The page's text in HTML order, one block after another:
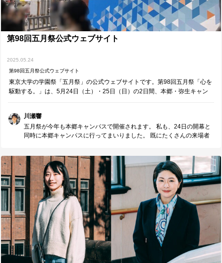
第98回五月祭公式ウェブサイト
2025.05.24
第98回五月祭公式ウェブサイト
東京大学の学園祭「五月祭」の公式ウェブサイトです。第98回五月祭「心を
駆動する。」は、5月24日（土）・25日（日）の2日間、本郷・弥生キャン
川瀬響
五月祭が今年も本郷キャンパスで開催されます。 私も、24日の開幕と
同時に本郷キャンパスに行ってまいりました。 既にたくさんの来場者
です。 学術展示や講演会はもちろん、1・2年生の屋台や、部活・サー
クルなどによるパフォーマンスも見どころです。 ただキャンパスの中
を歩くだけでも、いろいろと発見があると思います。 もし東京の近く
にお住まいであったり、東京を訪れる機会があったりする方は、訪れ
てみてはいかがでしょうか。